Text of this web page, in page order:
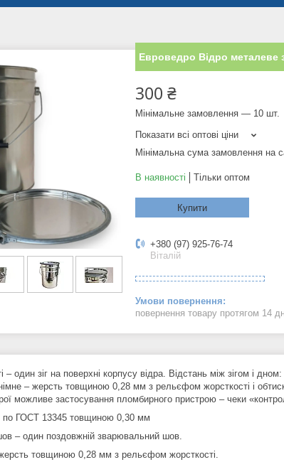
Евроведро Відро металеве
300 ₴
Мінімальне замовлення — 10 шт.
Показати всі оптові ціни
Мінімальна сума замовлення на
В наявності Тільки оптом
Купити
+380 (97) 925-76-74
Віталій
повернення товару протягом 14
– один зіг на поверхні корпусу відра. Відстань між зігом і
– жерсть товщиною 0,28 мм з рельєфом жорсткості і
можливе застосування пломбирного пристрою – чеки
по ГОСТ 13345 товщиною 0,30 мм
– один поздовжній зварювальний шов.
товщиною 0,28 мм з рельєфом жорсткості.